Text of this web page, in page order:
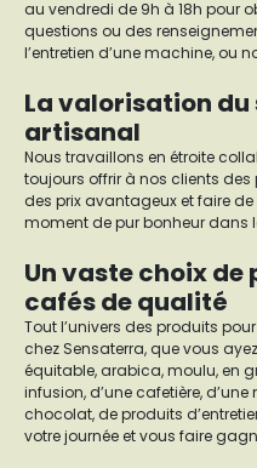
au vendredi de 9h à 18h pour
questions ou des
l’entretien d’une machine, ou
La valorisation
artisanal
Nous travaillons en étroite
toujours offrir à nos clients
des prix avantageux et faire
moment de pur bonheur dans
Un vaste choix
cafés de qualité
Tout l’univers des produits
chez Sensaterra, que vous
équitable, arabica, moulu, en
infusion, d’une cafetière,
chocolat, de produits
votre journée et vous faire